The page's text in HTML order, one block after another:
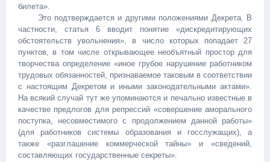
билета».
Это подтверждается и другими положениями Декрета. В
частности, статья 6 вводит понятие «дискредитирующих
обстоятельств увольнения», в число которых попадает 27
пунктов, в том числе открывающее необъятный простор для
творчества определение «иное грубое нарушение работником
трудовых обязанностей, признаваемое таковым в соответствии
с настоящим Декретом и иными законодательными актами».
На всякий случай тут же упоминаются и печально известные в
качестве предлогов для репрессий «совершение аморального
поступка, несовместимого с продолжением данной работы»
(для работников системы образования и госслужащих), а
также «разглашение коммерческой тайны» и «сведений,
составляющих государственные секреты».